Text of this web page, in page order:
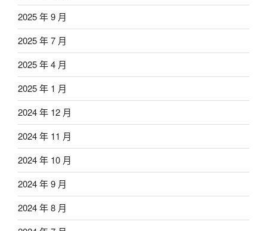
2025 年 9 月
2025 年 7 月
2025 年 4 月
2025 年 1 月
2024 年 12 月
2024 年 11 月
2024 年 10 月
2024 年 9 月
2024 年 8 月